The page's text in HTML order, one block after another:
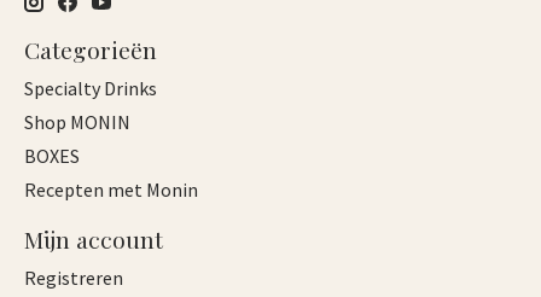
Categorieën
Specialty Drinks
Shop MONIN
BOXES
Recepten met Monin
Mijn account
Registreren